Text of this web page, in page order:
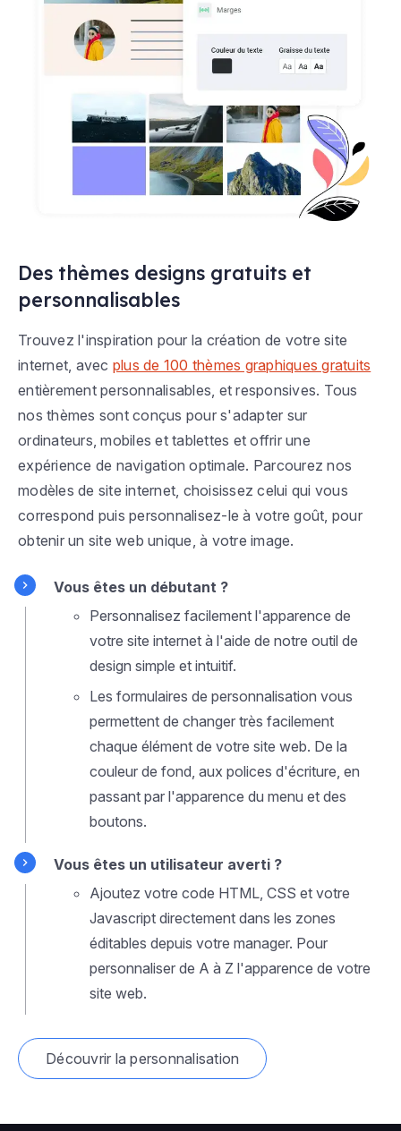
Des thèmes designs gratuits et
personnalisables
Trouvez l'inspiration pour la création de votre site
internet, avec plus de 100 thèmes graphiques gratuits
entièrement personnalisables, et responsives. Tous
nos thèmes sont conçus pour s'adapter sur
ordinateurs, mobiles et tablettes et offrir une
expérience de navigation optimale. Parcourez nos
modèles de site internet, choisissez celui qui vous
correspond puis personnalisez-le à votre goût, pour
obtenir un site web unique, à votre image.
Vous êtes un débutant ?
Personnalisez facilement l'apparence de
votre site internet à l'aide de notre outil de
design simple et intuitif.
Les formulaires de personnalisation vous
permettent de changer très facilement
chaque élément de votre site web. De la
couleur de fond, aux polices d'écriture, en
passant par l'apparence du menu et des
boutons.
Vous êtes un utilisateur averti ?
Ajoutez votre code HTML, CSS et votre
Javascript directement dans les zones
éditables depuis votre manager. Pour
personnaliser de A à Z l'apparence de votre
site web.
Découvrir la personnalisation